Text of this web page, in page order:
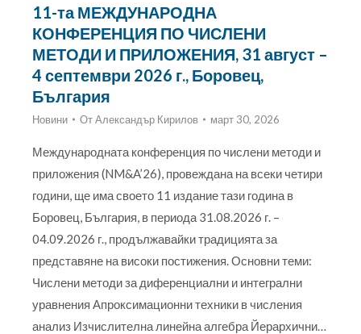
11-та МЕЖДУНАРОДНА
КОНФЕРЕНЦИЯ ПО ЧИСЛЕНИ
МЕТОДИ И ПРИЛОЖЕНИЯ, 31 август –
4 септември 2026 г., Боровец,
България
Новини ОтАлександър Кирилов март 30, 2026
Международната конференция по числени методи и
приложения (NM&A’26), провеждана на всеки четири
години, ще има своето 11 издание тази година в
Боровец, България, в периода 31.08.2026 г. –
04.09.2026 г., продължавайки традицията за
представяне на високи постижения. Основни теми:
Числени методи за диференциални и интегрални
уравнения Апроксимационни техники в числения
анализ Изчислителна линейна алгебра Йерархични…